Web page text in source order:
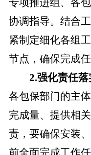
专项推进组、各
协调指导。结合
紧制定细化各组
节点，确保完成任
2.强化责任落
各包保部门的主
完成量、提供相
责，要确保安装
前全面完成工作任